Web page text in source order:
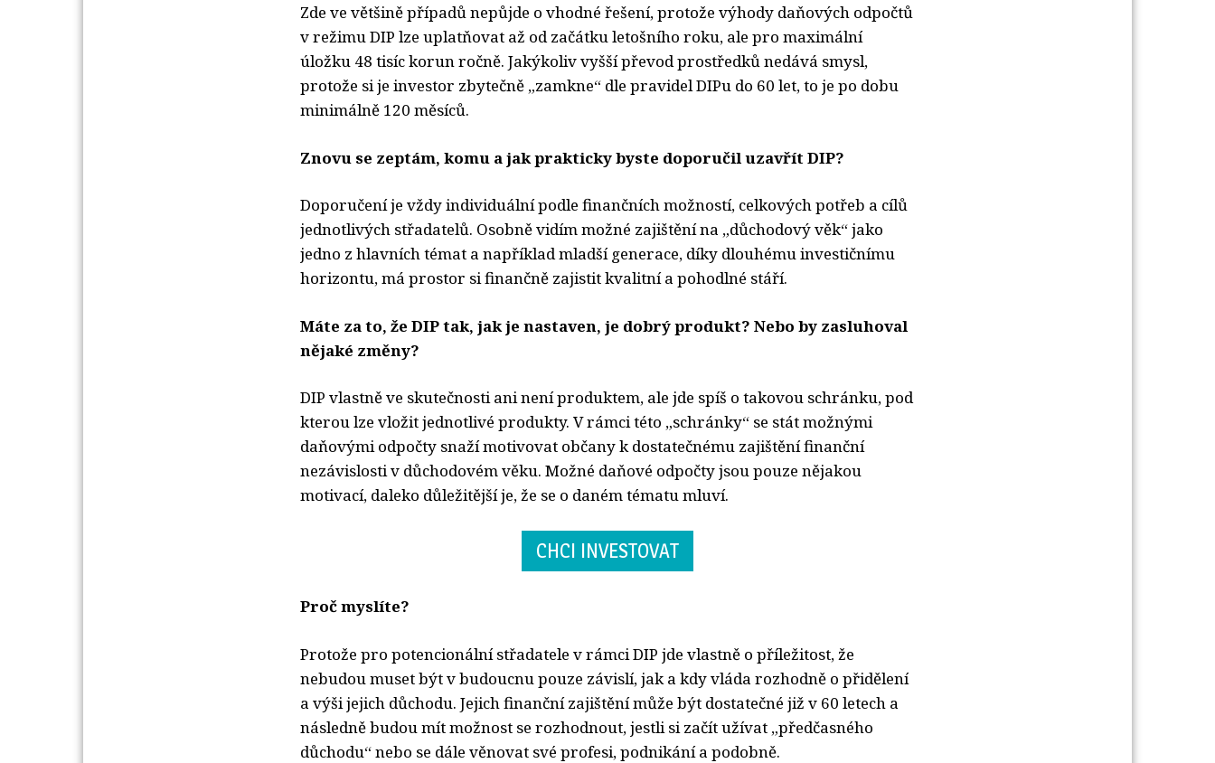
Zde ve většině případů nepůjde o vhodné řešení, protože výhody daňových odpočtů
v režimu DIP lze uplatňovat až od začátku letošního roku, ale pro maximální
úložku 48 tisíc korun ročně. Jakýkoliv vyšší převod prostředků nedává smysl,
protože si je investor zbytečně „zamkne“ dle pravidel DIPu do 60 let, to je po dobu
minimálně 120 měsíců.
Znovu se zeptám, komu a jak prakticky byste doporučil uzavřít DIP?
Doporučení je vždy individuální podle finančních možností, celkových potřeb a cílů
jednotlivých střadatelů. Osobně vidím možné zajištění na „důchodový věk“ jako
jedno z hlavních témat a například mladší generace, díky dlouhému investičnímu
horizontu, má prostor si finančně zajistit kvalitní a pohodlné stáří.
Máte za to, že DIP tak, jak je nastaven, je dobrý produkt? Nebo by zasluhoval
nějaké změny?
DIP vlastně ve skutečnosti ani není produktem, ale jde spíš o takovou schránku, pod
kterou lze vložit jednotlivé produkty. V rámci této „schránky“ se stát možnými
daňovými odpočty snaží motivovat občany k dostatečnému zajištění finanční
nezávislosti v důchodovém věku. Možné daňové odpočty jsou pouze nějakou
motivací, daleko důležitější je, že se o daném tématu mluví.
CHCI INVESTOVAT
Proč myslíte?
Protože pro potencionální střadatele v rámci DIP jde vlastně o příležitost, že
nebudou muset být v budoucnu pouze závislí, jak a kdy vláda rozhodně o přidělení
a výši jejich důchodu. Jejich finanční zajištění může být dostatečné již v 60 letech a
následně budou mít možnost se rozhodnout, jestli si začít užívat „předčasného
důchodu“ nebo se dále věnovat své profesi, podnikání a podobně.